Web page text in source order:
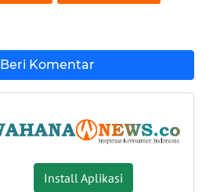
Beri Komentar
Install Aplikasi